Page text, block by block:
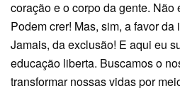
coração e o corpo da gente. Não
Podem crer! Mas, sim, a favor
Jamais, da exclusão! E aqui eu
educação liberta. Buscamos o
transformar nossas vidas por